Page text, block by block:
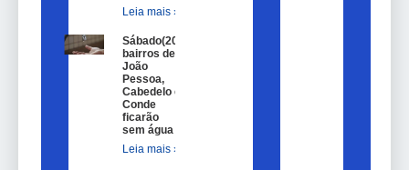
Leia mais »
Sábado(20)
bairros de
João
Pessoa,
Cabedelo e
Conde
ficarão
sem água
Leia mais »